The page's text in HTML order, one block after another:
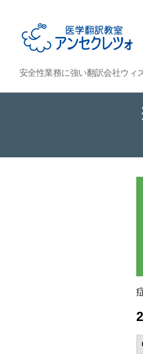
医
学
安全性業務に強い翻訳会社ウィ